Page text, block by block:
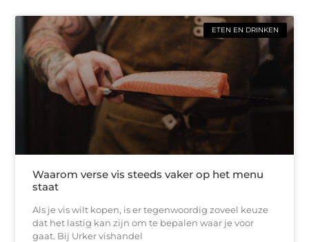
ETEN EN DRINKEN
Waarom verse vis steeds vaker op het menu
staat
Als je vis wilt kopen, is er tegenwoordig zoveel keuze
dat het lastig kan zijn om te bepalen waar je voor
gaat. Bij Urker vishandel